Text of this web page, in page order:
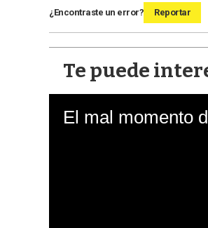
¿Encontraste un error? Reportar
Te puede